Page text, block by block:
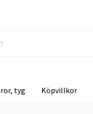
tyg Köpvillkor